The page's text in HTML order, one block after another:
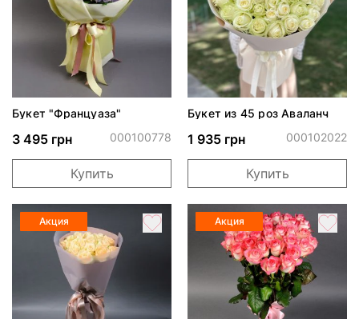
Букет "Француаза"
3 495 грн 000100778
Купить
Букет из 45 роз Аваланч
1 935 грн 000102022
Купить
Акция Акция